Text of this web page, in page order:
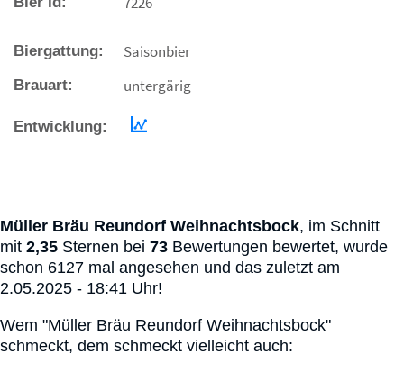
Biergattung: Saisonbier
Brauart: untergärig
Entwicklung:
Müller Bräu Reundorf Weihnachtsbock, im Schnitt
mit 2,35 Sternen bei 73 Bewertungen bewertet, wurde
schon 6127 mal angesehen und das zuletzt am
2.05.2025 - 18:41 Uhr!
Wem "Müller Bräu Reundorf Weihnachtsbock"
schmeckt, dem schmeckt vielleicht auch: